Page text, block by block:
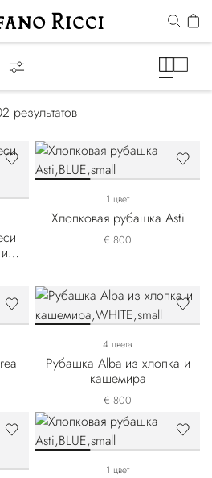
результатов
1 цвет
Хлопковая рубашка Asti
€ 800
4 цвета
Рубашка Alba из хлопка и
кашемира
€ 800
1 цвет